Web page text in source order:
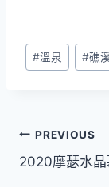
Post
Tags:
#溫泉 #礁
文
章
PREVIOUS
2020摩瑟水